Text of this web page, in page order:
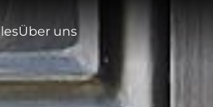
Über uns